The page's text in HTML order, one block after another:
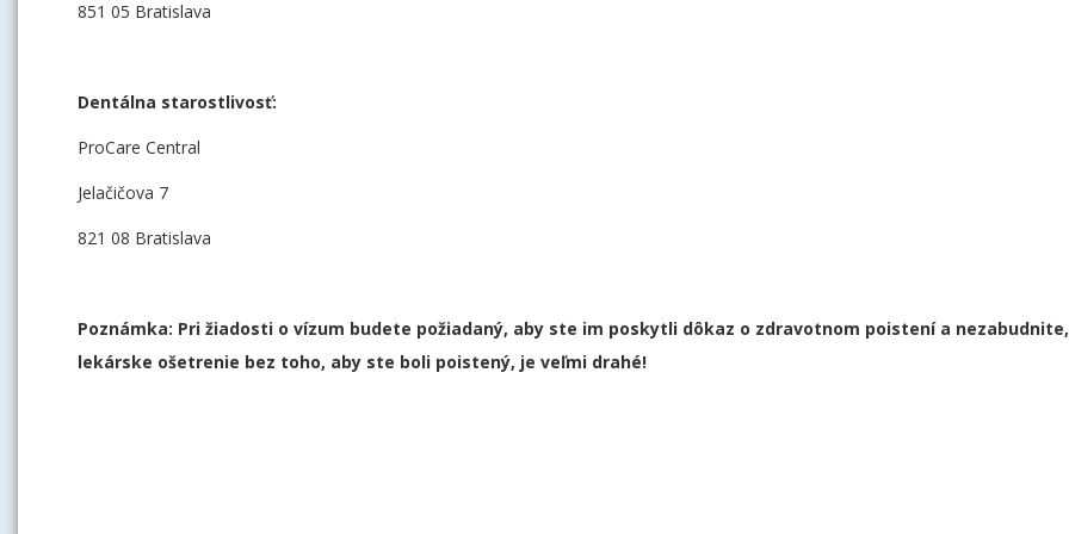
851 05 Bratislava
Dentálna starostlivosť:
ProCare Central
Jelačičova 7
821 08 Bratislava
Poznámka: Pri žiadosti o vízum budete požiadaný, aby ste im poskytli dôkaz o zdravotnom poistení a
lekárske ošetrenie bez toho, aby ste boli poistený, je veľmi drahé!